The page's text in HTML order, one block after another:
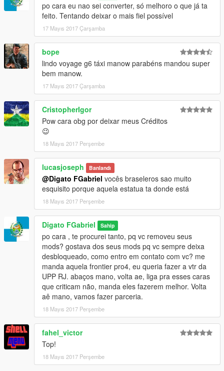
po cara eu nao sei converter, só melhoro o que já ta
feito. Tentando deixar o mais fiel possível
17 Mayıs 2017 Çarşamba
bope
lindo voyage g6 táxi manow parabéns mandou super
bem manow.
17 Mayıs 2017 Çarşamba
CristopherIgor
Pow cara obg por deixar meus Créditos
😉
18 Mayıs 2017 Perşembe
lucasjoseph Banlandı
@Digato FGabriel vocês braseleros sao muito
esquisito porque aquela estatua ta donde está
18 Mayıs 2017 Perşembe
Digato FGabriel Sahip
po cara , te procurei tanto, pq vc removeu seus
mods? gostava dos seus mods pq vc sempre deixa
desbloqueado, como entro em contato com vc? me
manda aquela frontier pro4, eu queria fazer a vtr da
UPP RJ. abaços mano, volta ae, liga pra esses caras
que criticam não, manda eles fazerem melhor. Volta
aê mano, vamos fazer parceria.
18 Mayıs 2017 Perşembe
fahel_victor
Top!
18 Mayıs 2017 Perşembe